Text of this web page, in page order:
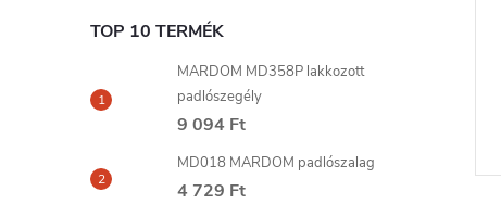
TOP 10 TERMÉK
MARDOM MD358P lakkozott
padlószegély
9 094 Ft
MD018 MARDOM padlószalag
4 729 Ft
KOSÁRBA
MONT FIX szerelő ragasztó
2 219 Ft
szállítási idő: 6-8
nap